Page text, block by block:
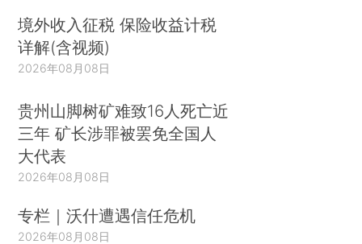
境外收入征税 保险收益计税
详解(含视频)
2026年08月08日
贵州山脚树矿难致16人死亡近
三年 矿长涉罪被罢免全国人
大代表
2026年08月08日
专栏｜沃什遭遇信任危机
2026年08月08日